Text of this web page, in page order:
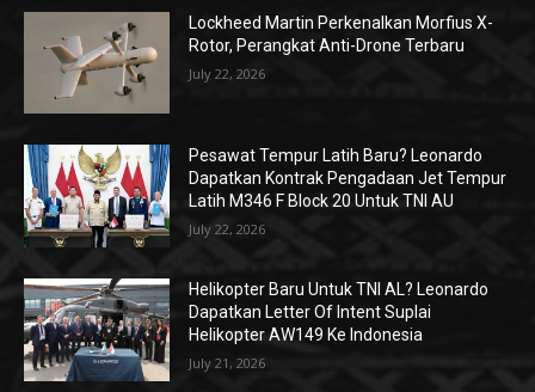
Lockheed Martin Perkenalkan Morfius X-
Rotor, Perangkat Anti-Drone Terbaru
July 22, 2026
Pesawat Tempur Latih Baru? Leonardo
Dapatkan Kontrak Pengadaan Jet Tempur
Latih M346 F Block 20 Untuk TNI AU
July 22, 2026
Helikopter Baru Untuk TNI AL? Leonardo
Dapatkan Letter Of Intent Suplai
Helikopter AW149 Ke Indonesia
July 21, 2026